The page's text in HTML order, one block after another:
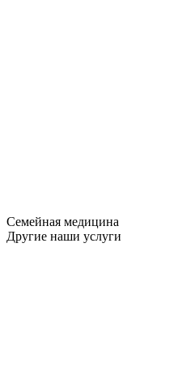
Семейная медицина
Другие наши услуги